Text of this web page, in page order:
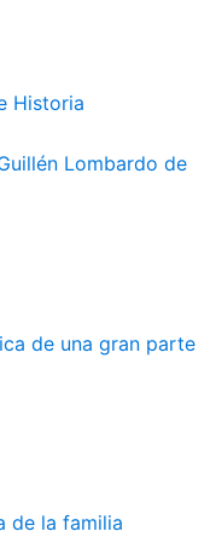
Historia
Lombardo de
de una gran parte
de la familia